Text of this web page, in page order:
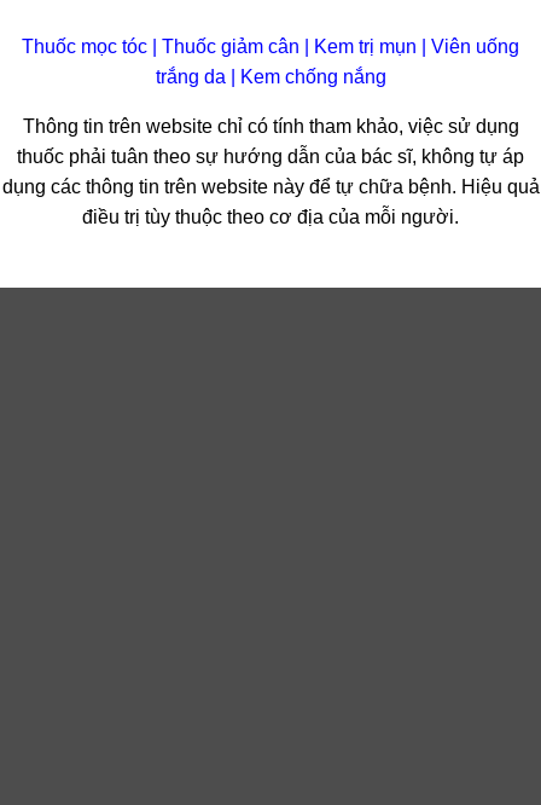
Thuốc mọc tóc Thuốc giảm cân Kem trị mụn
Viên uống
trắng da| Kem chống nắng
Thông tin trên website chỉ có tính tham khảo, việc sử dụng
thuốc phải tuân theo sự hướng dẫn của bác sĩ, không tự áp
dụng các thông tin trên website này để tự chữa bệnh. Hiệu quả
điều trị tùy thuộc theo cơ địa của mỗi người.